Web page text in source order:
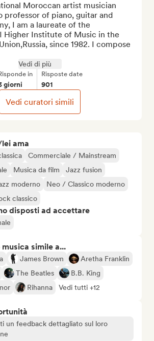
ama
Commerciale / Mainstream
Musica da film
Jazz fusion
moderno
Neo / Classico moderno
classico
disposti ad accettare
simile a...
James Brown
Aretha Franklin
The Beatles
B.B. King
Rihanna Vedi tutti +12
un feedback dettagliato sul loro
Moroccan artist musician
professor of piano, guitar and
I am a laureate of the
Higher Institute of Music in the
since 1982. I compose
Vedi di più
in
giorni
Risposte date
901
Vedi curatori simili